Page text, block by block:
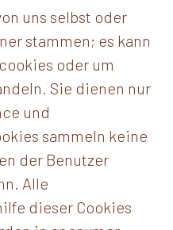
uns selbst oder
stammen; es kann
oder um
Sie dienen nur
und
sammeln keine
der Benutzer
Alle
dieser Cookies